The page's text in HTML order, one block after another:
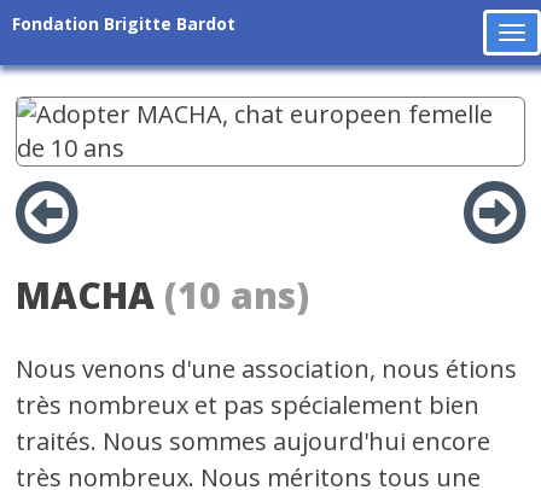
Fondation Brigitte Bardot
MACHA (10 ans)
Nous venons d'une association, nous étions
très nombreux et pas spécialement bien
traités. Nous sommes aujourd'hui encore
très nombreux. Nous méritons tous une